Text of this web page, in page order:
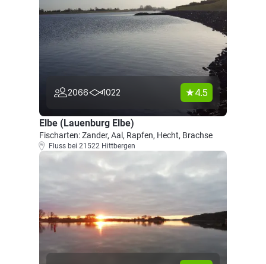
2066 1022 4.5
Elbe (Lauenburg Elbe)
Fischarten: Zander, Aal, Rapfen, Hecht, Brachse
Fluss bei 21522 Hittbergen